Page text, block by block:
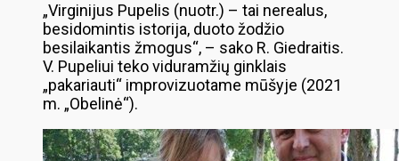
„Virginijus Pupelis (nuotr.) – tai nerealus,
besidomintis istorija, duoto žodžio
besilaikantis žmogus“, – sako R. Giedraitis.
V. Pupeliui teko viduramžių ginklais
„pakariauti“ improvizuotame mūšyje (2021
m. „Obelinė“).